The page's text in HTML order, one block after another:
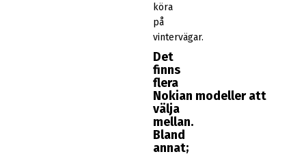
köra
på
vintervägar.
Det
finns
flera
Nokian modeller att
välja
mellan.
Bland
annat;